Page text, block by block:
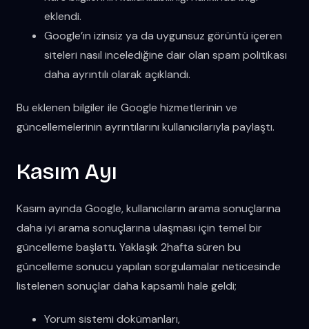
eklendi.
Google’ın izinsiz ya da uygunsuz görüntü içeren
siteleri nasıl incelediğine dair olan spam politikası
daha ayrıntılı olarak açıklandı.
Bu eklenen bilgiler ile Google hizmetlerinin ve
güncellemelerinin ayrıntılarını kullanıcılarıyla paylaştı.
Kasım Ayı
Kasım ayında Google, kullanıcıların arama sonuçlarına
daha iyi arama sonuçlarına ulaşması için temel bir
güncelleme başlattı. Yaklaşık 2hafta süren bu
güncelleme sonucu yapılan sorgulamalar neticesinde
listelenen sonuçlar daha kapsamlı hale geldi;
Yorum sistemi dokümanları,